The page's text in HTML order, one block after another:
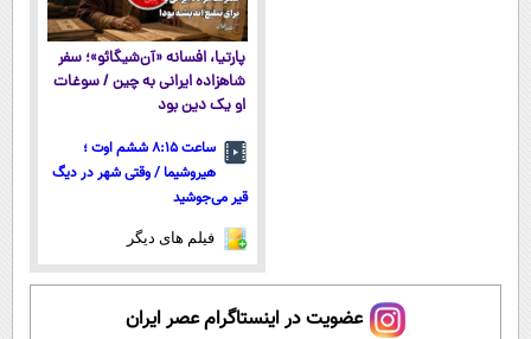
پارتیا، افسانه «آن‌شیگائو»؛ سفر
شاهزاده ایرانی به چین / سوغات
او یک دین بود
ساعت ۸:۱۵ ششم اوت ؛
هیروشیما / وقتی شهر در دیگ
قیر می‌جوشید
فیلم های دیگر
عضویت در اینستاگرام عصر ایران